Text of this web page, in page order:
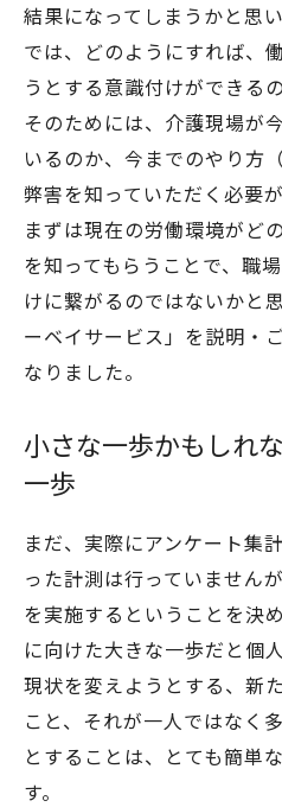
結果になってしまうかと思い
では、どのようにすれば、
うとする意識付けができる
そのためには、介護現場が
いるのか、今までのやり方
弊害を知っていただく必要が
まずは現在の労働環境がど
を知ってもらうことで、職
けに繋がるのではないかと
ーベイサービス」を説明・
なりました。
小さな一歩かもしれ
一歩
まだ、実際にアンケート集
った計測は行っていません
を実施するということを決
に向けた大きな一歩だと個
現状を変えようとする、新
こと、それが一人ではなく
とすることは、とても簡単
す。